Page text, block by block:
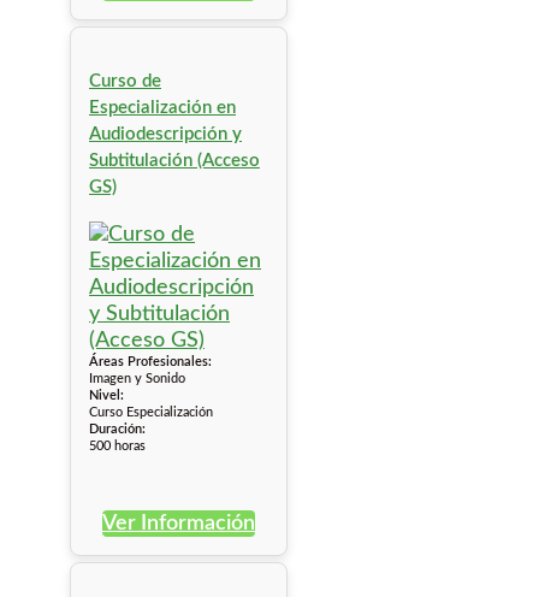
Curso de
Especialización en
Audiodescripción y
Subtitulación (Acceso
GS)
Áreas Profesionales:
Imagen y Sonido
Nivel:
Curso Especialización
Duración:
500 horas
Ver Información